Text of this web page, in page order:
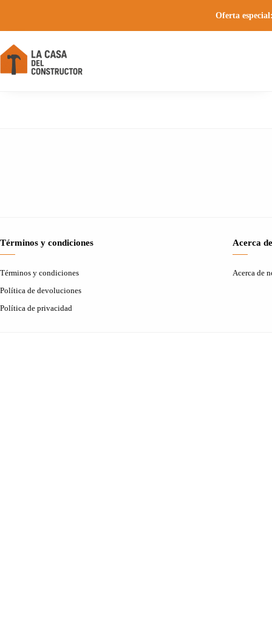
Oferta
Términos y condiciones
Términos y condiciones
Política de devoluciones
Política de privacidad
Acerca
Acerca de